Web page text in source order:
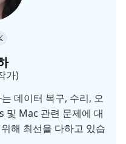
가)
데이터 복구, 수리, 오
및 Mac 관련 문제에 대
해 최선을 다하고 있습